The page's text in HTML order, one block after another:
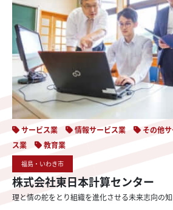
サービス業 情報サービス業 その他
ス業
教育業
福島・いわき市
株式会社東日本計算センター
理と情の舵をとり組織を進化させる未来志向の